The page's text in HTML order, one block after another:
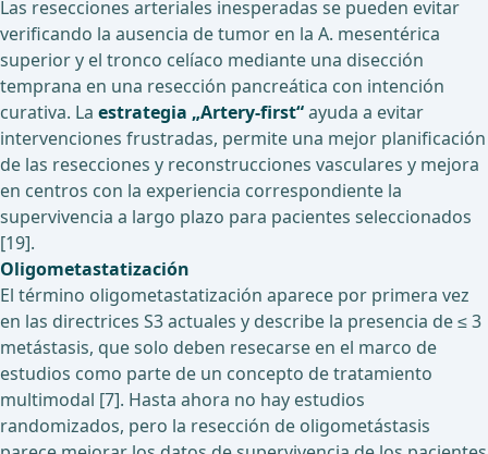
Las resecciones arteriales inesperadas se pueden evitar
verificando la ausencia de tumor en la A. mesentérica
superior y el tronco celíaco mediante una disección
temprana en una resección pancreática con intención
curativa. La estrategia „Artery-first“ayuda a evitar
intervenciones frustradas, permite una mejor planificación
de las resecciones y reconstrucciones vasculares y mejora
en centros con la experiencia correspondiente la
supervivencia a largo plazo para pacientes seleccionados
[19].
Oligometastatización
El término oligometastatización aparece por primera vez
en las directrices S3 actuales y describe la presencia de ≤ 3
metástasis, que solo deben resecarse en el marco de
estudios como parte de un concepto de tratamiento
multimodal [7]. Hasta ahora no hay estudios
randomizados, pero la resección de oligometástasis